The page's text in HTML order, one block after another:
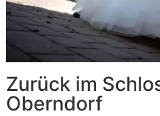
Zurück im
Oberndorf